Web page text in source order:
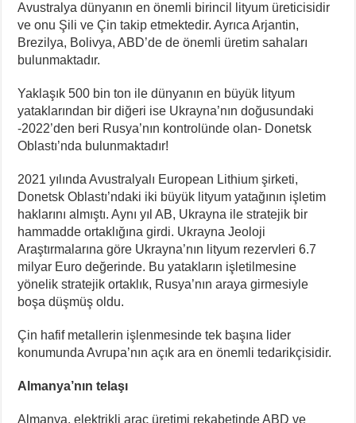
Avustralya dünyanın en önemli birincil lityum üreticisidir
ve onu Şili ve Çin takip etmektedir. Ayrıca Arjantin,
Brezilya, Bolivya, ABD’de de önemli üretim sahaları
bulunmaktadır.
Yaklaşık 500 bin ton ile dünyanın en büyük lityum
yataklarından bir diğeri ise Ukrayna’nın doğusundaki
-2022’den beri Rusya’nın kontrolünde olan- Donetsk
Oblastı’nda bulunmaktadır!
2021 yılında Avustralyalı European Lithium şirketi,
Donetsk Oblastı’ndaki iki büyük lityum yatağının işletim
haklarını almıştı. Aynı yıl AB, Ukrayna ile stratejik bir
hammadde ortaklığına girdi. Ukrayna Jeoloji
Araştırmalarına göre Ukrayna’nın lityum rezervleri 6.7
milyar Euro değerinde. Bu yatakların işletilmesine
yönelik stratejik ortaklık, Rusya’nın araya girmesiyle
boşa düşmüş oldu.
Çin hafif metallerin işlenmesinde tek başına lider
konumunda Avrupa’nın açık ara en önemli tedarikçisidir.
Almanya’nın telaşı
Almanya, elektrikli araç üretimi rekabetinde ABD ve